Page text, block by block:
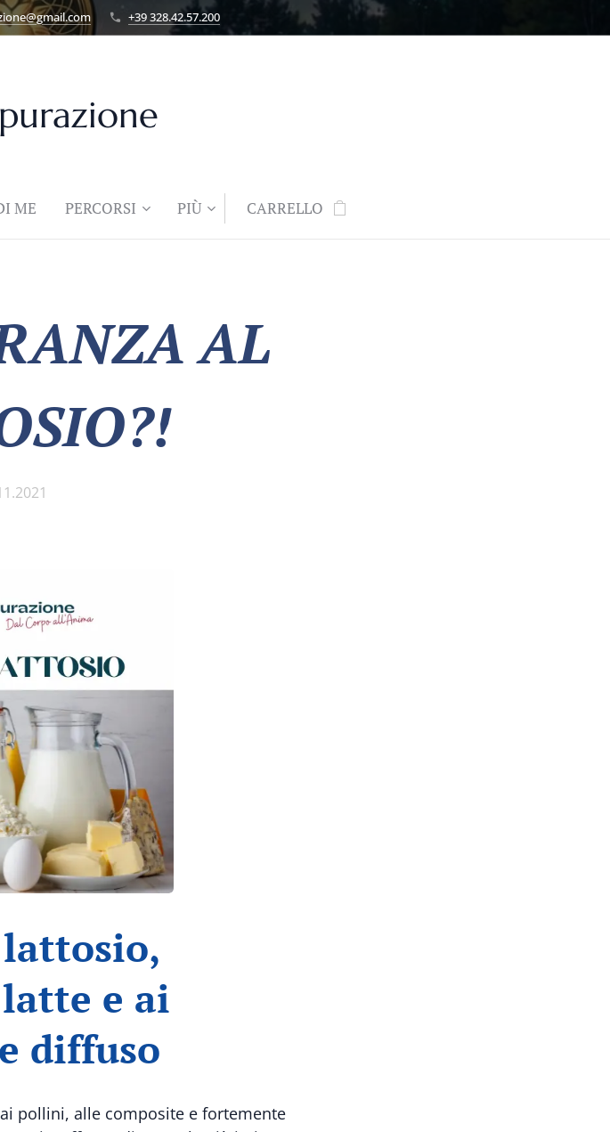
+39 328.42.57.200
ME PERCORSI PIÙ CARRELLO
AL
e ai
diffuso
pollini, alle composite e fortemente